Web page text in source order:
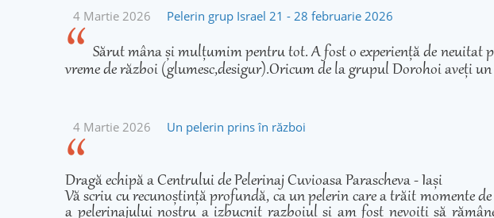
4 Martie 2026 Pelerin grup Israel 21 - 28 februarie 2026
Sărut mâna și mulțumim pentru tot. A fost o experiență de neuitat
vreme de război (glumesc,desigur).Oricum de la grupul Dorohoi aveți un
4 Martie 2026 Un pelerin prins în război
Dragă echipă a Centrului de Pelerinaj Cuvioasa Parascheva - Iași
Vă scriu cu recunoștință profundă, ca un pelerin care a trăit momente
a pelerinajului nostru a izbucnit razboiul și am fost nevoiți să